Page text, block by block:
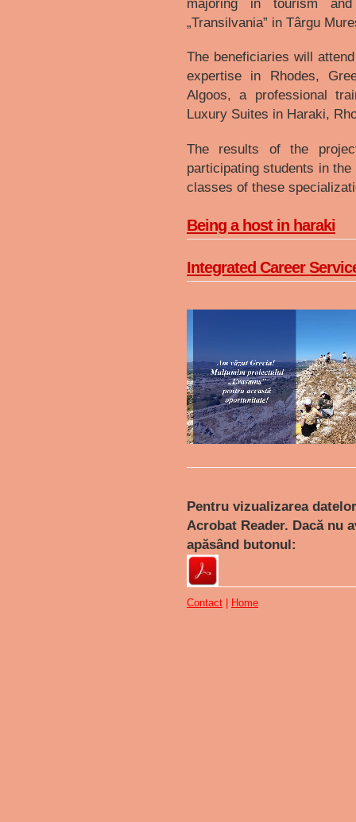
majoring in tourism
„Transilvania” in Târgu
The beneficiaries will
expertise in Rhodes,
Algoos, a professional
Luxury Suites in Haraki,
The results of the
participating students in
classes of these
Being a host in haraki
Integrated Career
Pentru vizualizarea
Acrobat Reader. Dacă nu
apăsând butonul:
Contact Home